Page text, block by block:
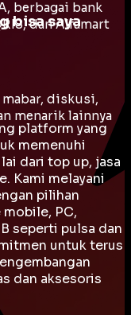
berbagai bank
dan Alfamart
bisa saya
diskusi,
menarik lainnya
platform yang
memenuhi
dari top up, jasa
Kami melayani
pilihan
PC,
seperti pulsa dan
untuk terus
dan aksesoris